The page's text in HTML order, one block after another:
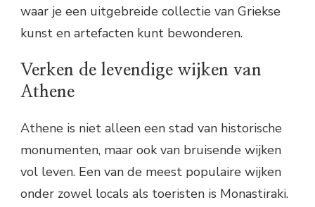
waar je een uitgebreide collectie van Griekse
kunst en artefacten kunt bewonderen.
Verken de levendige wijken van
Athene
Athene is niet alleen een stad van historische
monumenten, maar ook van bruisende wijken
vol leven. Een van de meest populaire wijken
onder zowel locals als toeristen is Monastiraki.